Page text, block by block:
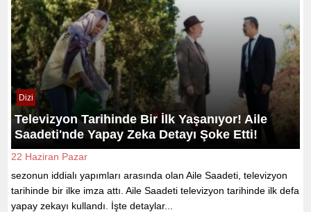
Dizi
Televizyon Tarihinde Bir İlk Yaşanıyor! Aile
Saadeti'nde Yapay Zeka Detayı Şoke Etti!
22 Haziran Pazar
sezonun iddialı yapımları arasında olan Aile Saadeti, televizyon
tarihinde bir ilke imza attı. Aile Saadeti televizyon tarihinde ilk defa
yapay zekayı kullandı. İşte detaylar...